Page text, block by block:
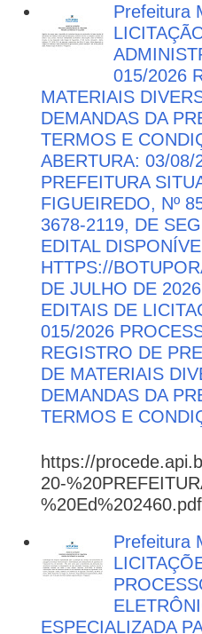
Prefeitura
015/2026
MATERIAIS
DEMANDAS DA
TERMOS E
ABERTURA: 03/
PREFEITURA
FIGUEIREDO, Nº
3678-2119, DE
EDITAL
HTTPS://
DE JULHO DE
EDITAIS DE
015/2026
REGISTRO DE
DE MATERIAIS
DEMANDAS DA
TERMOS E
https://
20-
%20Ed%202460.pdf
Prefeitura
ESPECIALIZADA